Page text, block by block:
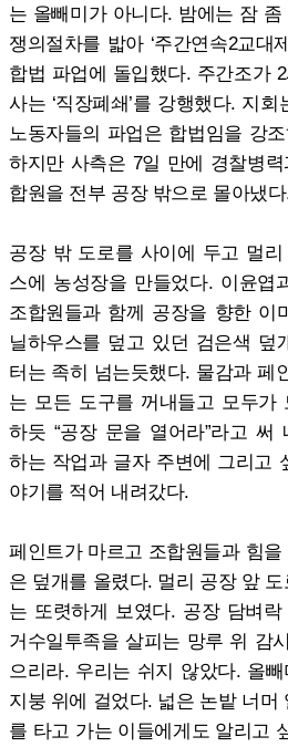
는 올빼미가 아니다. 밤에는 잠 좀
쟁의절차를 밟아 ‘주간연속2교대
합법 파업에 돌입했다. 주간조가
사는 ‘직장폐쇄’를 강행했다. 지회
노동자들의 파업은 합법임을 강
하지만 사측은 7일 만에 경찰병
합원을 전부 공장 밖으로 몰아냈
공장 밖 도로를 사이에 두고 멀
스에 농성장을 만들었다. 이윤엽
조합원들과 함께 공장을 향한 이
닐하우스를 덮고 있던 검은색 덮
터는 족히 넘는듯했다. 물감과 페
는 모든 도구를 꺼내들고 모두가
하듯 “공장 문을 열어라”라고 써
하는 작업과 글자 주변에 그리고
야기를 적어 내려갔다.
페인트가 마르고 조합원들과 힘
은 덮개를 올렸다. 멀리 공장 앞
는 또렷하게 보였다. 공장 담벼
거수일투족을 살피는 망루 위 감
으리라. 우리는 쉬지 않았다. 올
지붕 위에 걸었다. 넓은 논밭 너머
를 타고 가는 이들에게도 알리고